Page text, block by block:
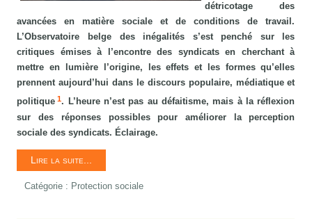
détricotage des
avancées en matière sociale et de conditions de travail.
L’Observatoire belge des inégalités s’est penché sur les
critiques émises à l’encontre des syndicats en cherchant à
mettre en lumière l’origine, les effets et les formes qu’elles
prennent aujourd’hui dans le discours populaire, médiatique et
politique1. L’heure n’est pas au défaitisme, mais à la réflexion
sur des réponses possibles pour améliorer la perception
sociale des syndicats. Éclairage.
Lire la suite...
Catégorie : Protection sociale